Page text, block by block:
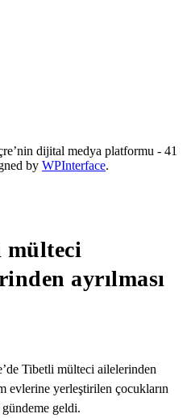
dijital medya platformu - 41
by WPInterface.
mülteci
ayrılması
Tibetli mülteci ailelerinden
evlerine yerleştirilen çocukların
gündeme geldi.